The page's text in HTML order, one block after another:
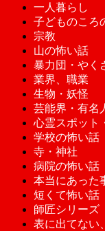
一人暮らし
子どものころ
宗教
山の怖い話
暴力団・やく
業界、職業
生物・妖怪
芸能界・有名
心霊スポット
学校の怖い話
寺・神社
病院の怖い話
本当にあった
短くて怖い話
師匠シリーズ
表に出てない